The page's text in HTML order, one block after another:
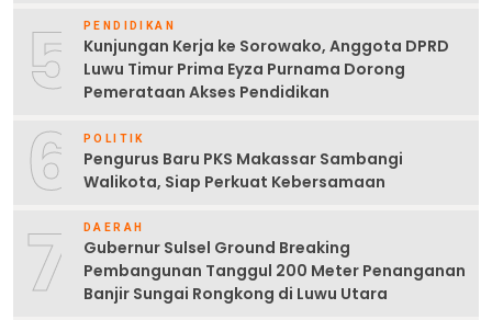
5 PENDIDIKAN
Kunjungan Kerja ke Sorowako, Anggota DPRD
Luwu Timur Prima Eyza Purnama Dorong
Pemerataan Akses Pendidikan
6 POLITIK
Pengurus Baru PKS Makassar Sambangi
Walikota, Siap Perkuat Kebersamaan
7 DAERAH
Gubernur Sulsel Ground Breaking
Pembangunan Tanggul 200 Meter Penanganan
Banjir Sungai Rongkong di Luwu Utara